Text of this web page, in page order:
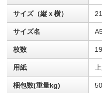
サイズ（縦ｘ横）
サイズ名
枚数
用紙
梱包数(重量kg)